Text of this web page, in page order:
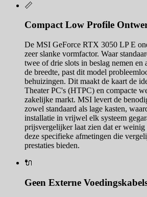
📏
Compact Low Profile
De MSI GeForce RTX 3050 LP E
zeer slanke vormfactor. Waar
twee of drie slots in beslag nemen en
de breedte, past dit model
behuizingen. Dit maakt de kaart de
Theater PC's (HTPC) en compacte
zakelijke markt. MSI levert de
zowel standaard als lage kasten,
installatie in vrijwel elk systeem
prijsvergelijker laat zien dat er
deze specifieke afmetingen die
prestaties bieden.
🔌
Geen Externe